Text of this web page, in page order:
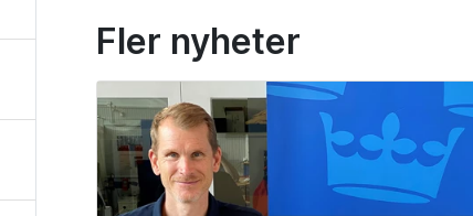
Fler nyheter